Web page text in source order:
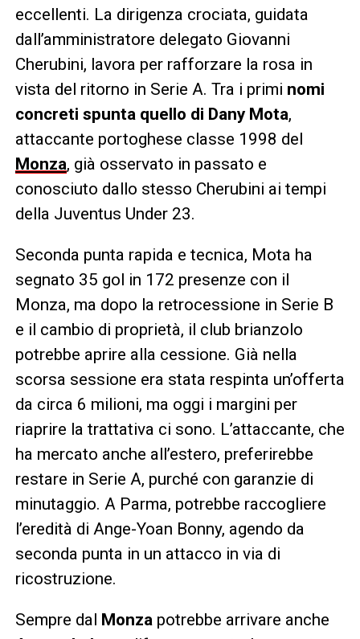
eccellenti. La dirigenza crociata, guidata
dall’amministratore delegato Giovanni
Cherubini, lavora per rafforzare la rosa in
vista del ritorno in Serie A. Tra i primi nomi
concreti spunta quello di Dany Mota,
attaccante portoghese classe 1998 del
Monza, già osservato in passato e
conosciuto dallo stesso Cherubini ai tempi
della Juventus Under 23.
Seconda punta rapida e tecnica, Mota ha
segnato 35 gol in 172 presenze con il
Monza, ma dopo la retrocessione in Serie B
e il cambio di proprietà, il club brianzolo
potrebbe aprire alla cessione. Già nella
scorsa sessione era stata respinta un’offerta
da circa 6 milioni, ma oggi i margini per
riaprire la trattativa ci sono. L’attaccante, che
ha mercato anche all’estero, preferirebbe
restare in Serie A, purché con garanzie di
minutaggio. A Parma, potrebbe raccogliere
l’eredità di Ange-Yoan Bonny, agendo da
seconda punta in un attacco in via di
ricostruzione.
Sempre dal Monza potrebbe arrivare anche